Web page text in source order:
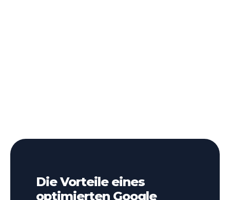
Die Vorteile eines
optimierten Google